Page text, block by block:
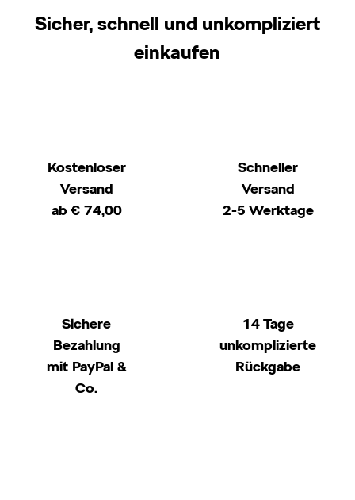
Sicher, schnell und unkompliziert
einkaufen
Kostenloser
Versand
ab € 74,00
Schneller
Versand
2-5 Werktage
Sichere
Bezahlung
mit PayPal &
Co.
14 Tage
unkomplizierte
Rückgabe